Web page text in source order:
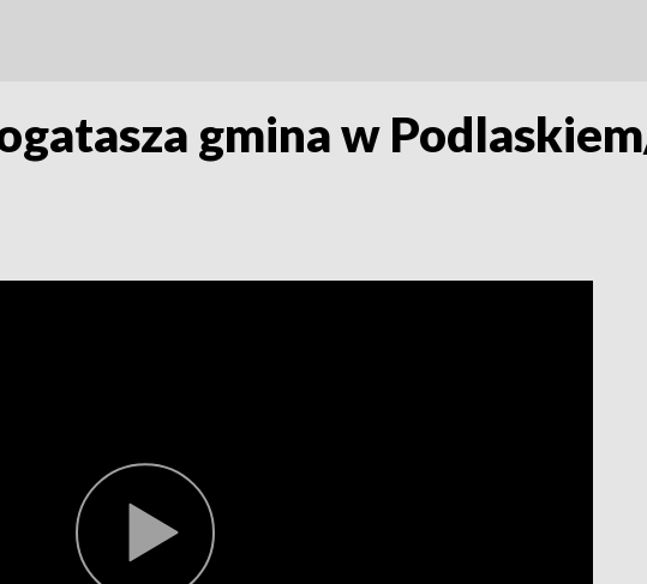
gmina w